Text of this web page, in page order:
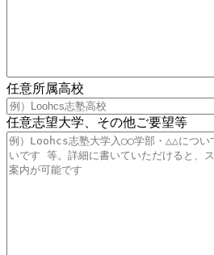
任意所属高校
任意志望大学、その他ご要望等